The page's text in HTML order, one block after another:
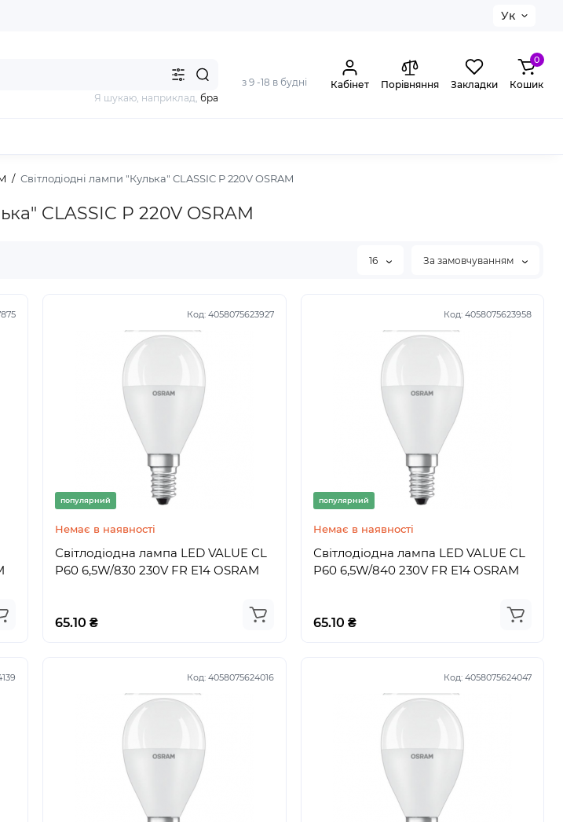
Ук
з 9 -18 в будні
Я шукаю, наприклад, бра
Кабінет Порівняння Закладки
0
Кошик
Світлодіодні лампи "Кулька" CLASSIC P 220V OSRAM
CLASSIC P 220V OSRAM
16 За замовчуванням
Код: 4058075623927
популярний
Немає в наявності
Світлодіодна лампа LED VALUE CL
P60 6,5W/830 230V FR E14 OSRAM
65.10 ₴
Код: 4058075623958
популярний
Немає в наявності
Світлодіодна лампа LED VALUE CL
P60 6,5W/840 230V FR E14 OSRAM
65.10 ₴
Код: 4058075624016 Код: 4058075624047